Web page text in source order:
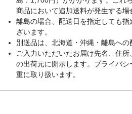
商品において追加送料が発生する場
離島の場合、配送日を指定しても
ざいます。
別送品は、北海道・沖縄・離島への
ご入力いただいたお届け先名、住
の出荷元に開示します。プライバ
重に取り扱います。